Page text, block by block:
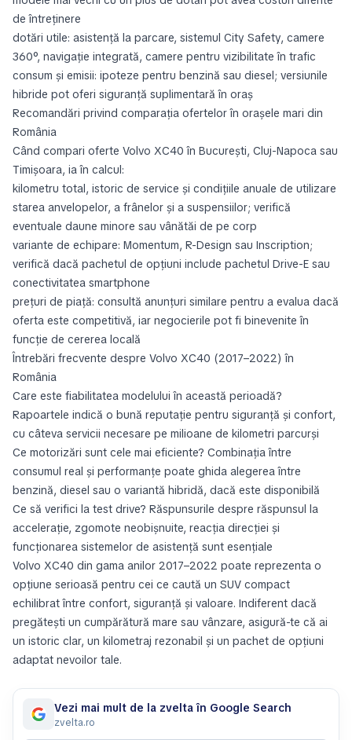
de întreținere
dotări utile: asistență la parcare, sistemul City Safety, camere
360°, navigație integrată, camere pentru vizibilitate în trafic
consum și emisii: ipoteze pentru benzină sau diesel; versiunile
hibride pot oferi siguranță suplimentară în oraș
Recomandări privind comparația ofertelor în orașele mari din
România
Când compari oferte Volvo XC40 în București, Cluj-Napoca sau
Timișoara, ia în calcul:
kilometru total, istoric de service și condițiile anuale de utilizare
starea anvelopelor, a frânelor și a suspensiilor; verifică
eventuale daune minore sau vânătăi de pe corp
variante de echipare: Momentum, R-Design sau Inscription;
verifică dacă pachetul de opțiuni include pachetul Drive-E sau
conectivitatea smartphone
prețuri de piață: consultă anunțuri similare pentru a evalua dacă
oferta este competitivă, iar negocierile pot fi binevenite în
funcție de cererea locală
Întrebări frecvente despre Volvo XC40 (2017–2022) în
România
Care este fiabilitatea modelului în această perioadă?
Rapoartele indică o bună reputație pentru siguranță și confort,
cu câteva servicii necesare pe milioane de kilometri parcurși
Ce motorizări sunt cele mai eficiente? Combinația între
consumul real și performanțe poate ghida alegerea între
benzină, diesel sau o variantă hibridă, dacă este disponibilă
Ce să verifici la test drive? Răspunsurile despre răspunsul la
accelerație, zgomote neobișnuite, reacția direcției și
funcționarea sistemelor de asistență sunt esențiale
Volvo XC40 din gama anilor 2017–2022 poate reprezenta o
opțiune serioasă pentru cei ce caută un SUV compact
echilibrat între confort, siguranță și valoare. Indiferent dacă
pregătești un cumpărătură mare sau vânzare, asigură-te că ai
un istoric clar, un kilometraj rezonabil și un pachet de opțiuni
adaptat nevoilor tale.
Vezi mai mult de la zvelta în Google Search
zvelta.ro